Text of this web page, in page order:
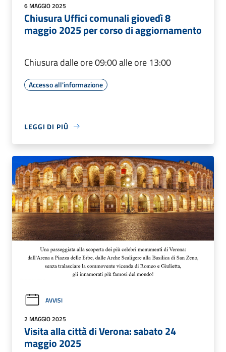
6 MAGGIO 2025
Chiusura Uffici comunali giovedì 8
maggio 2025 per corso di aggiornamento
Chiusura dalle ore 09:00 alle ore 13:00
Accesso all'informazione
LEGGI DI PIÙ
AVVISI
2 MAGGIO 2025
Visita alla città di Verona: sabato 24
maggio 2025